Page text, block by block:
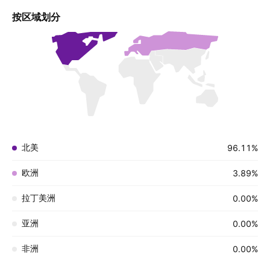
按区域划分
北美 96.11%
欧洲 3.89%
拉丁美洲 0.00%
亚洲 0.00%
非洲 0.00%